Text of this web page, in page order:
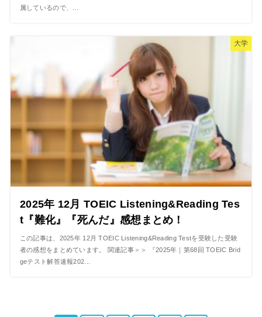
属しているので、...
大学
2025年 12月 TOEIC Listening&Reading Tes
t『難化』『死んだ』感想まとめ！
この記事は、2025年 12月 TOEIC Listening&Reading Testを受験した受験
者の感想をまとめています。 関連記事＞＞ 『2025年｜第68回 TOEIC Brid
geテスト解答速報202...